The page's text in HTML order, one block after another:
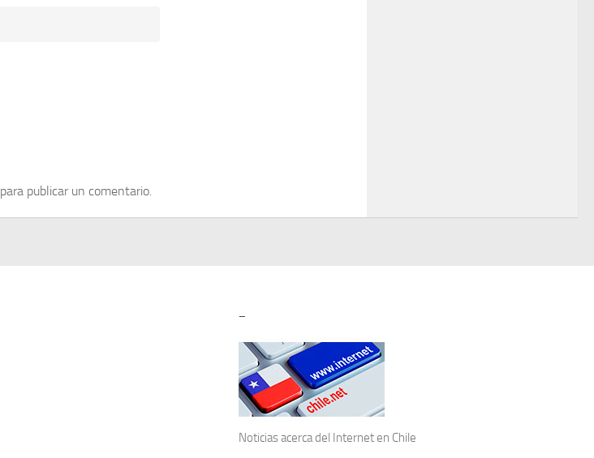
para publicar un comentario.
–
Noticias acerca del Internet en Chile